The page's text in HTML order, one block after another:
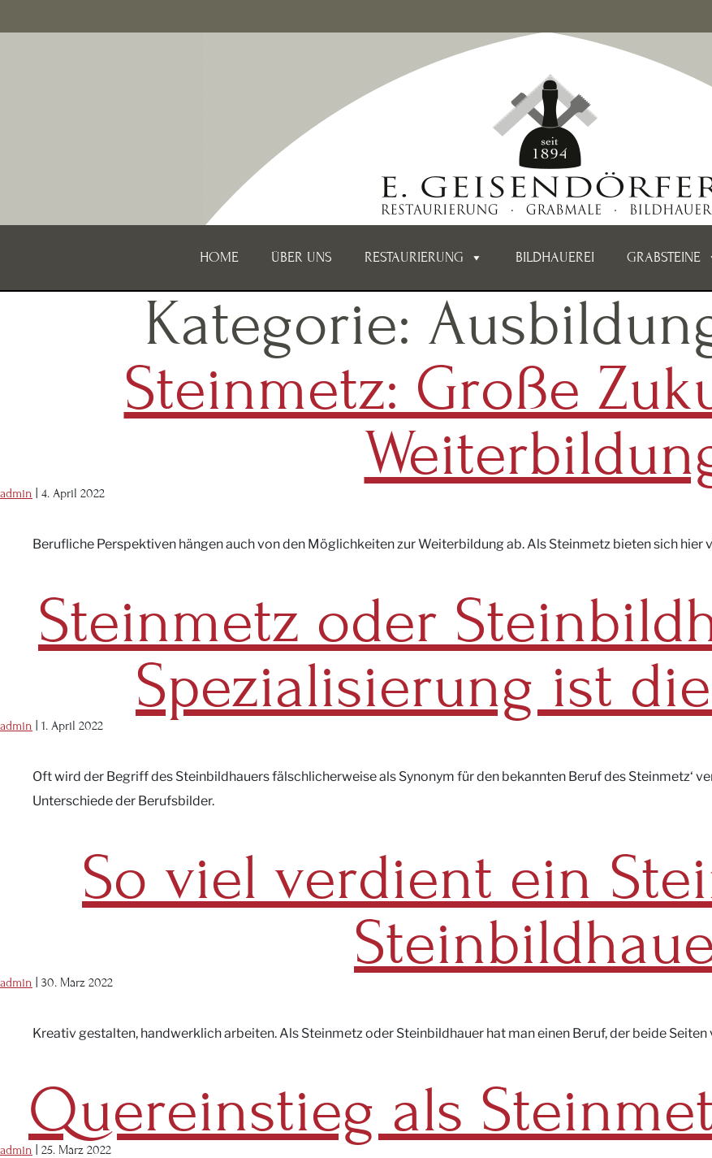
HOME ÜBER UNS RESTAURIERUNG BILDHAUEREI GRABSTEINE
Kategorie:
Steinmetz: Große
admin 4. April 2022
Berufliche Perspektiven hängen auch von den Möglichkeiten zur Weiterbildung ab. Als Steinmetz bieten sich hier
Steinmetz oder
Spezialisierung ist
admin 1. April 2022
Oft wird der Begriff des Steinbildhauers fälschlicherweise als Synonym für den bekannten Beruf des Steinmetz‘
Unterschiede der Berufsbilder.
So viel verdient ein
admin 30. März 2022
Kreativ gestalten, handwerklich arbeiten. Als Steinmetz oder Steinbildhauer hat man einen Beruf, der beide
Quereinstieg als
admin 25. März 2022